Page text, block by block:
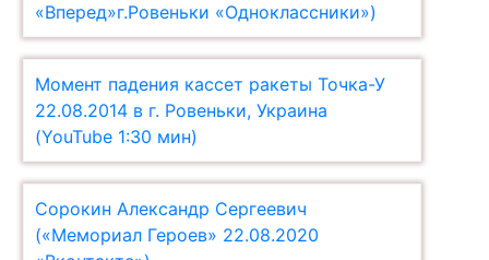
«Вперед»г.Ровеньки «Одноклассники»)
Момент падения кассет ракеты Точка-У
22.08.2014 в г. Ровеньки, Украина
(YouTube 1:30 мин)
Сорокин Александр Сергеевич
(«Мемориал Героев» 22.08.2020